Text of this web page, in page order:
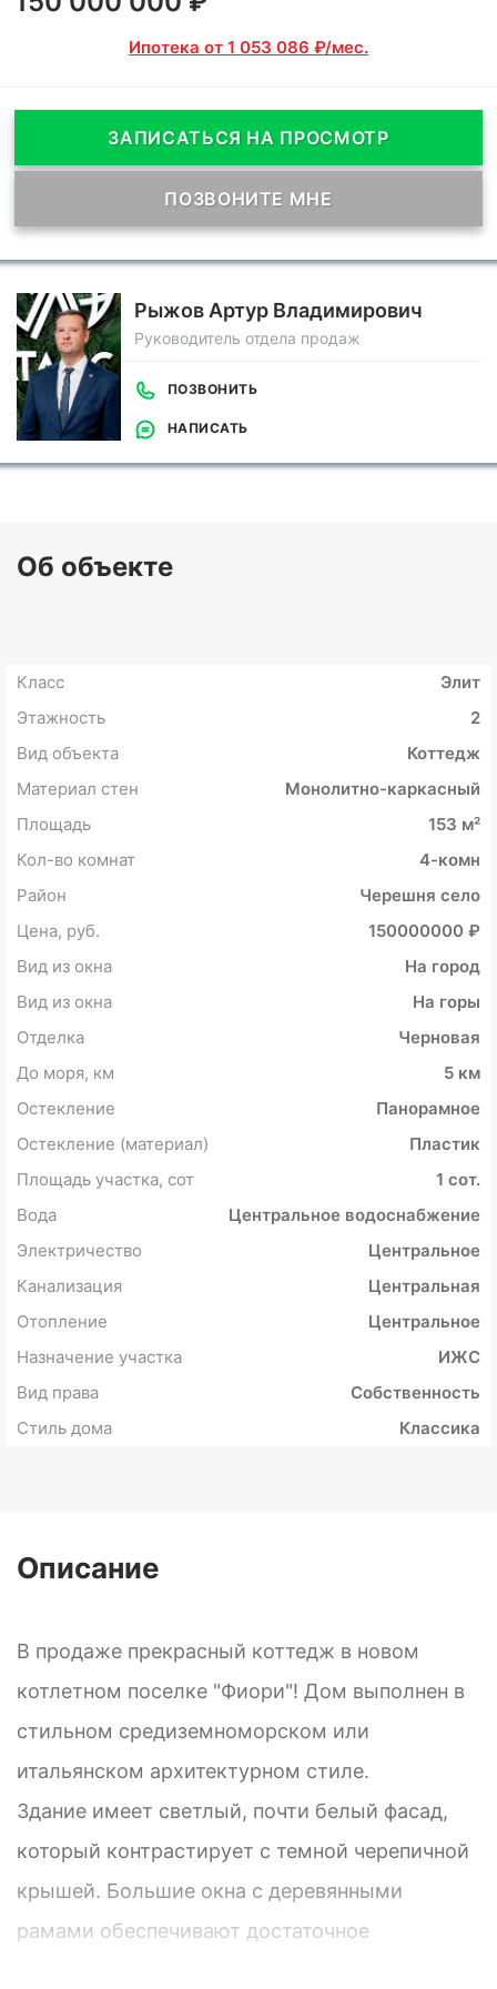
Ипотека от 1 053 086 ₽/мес.
ЗАПИСАТЬСЯ НА ПРОСМОТР
ПОЗВОНИТЕ МНЕ
Рыжов Артур Владимирович
Руководитель отдела продаж
ПОЗВОНИТЬ
НАПИСАТЬ
Об объекте
Класс
Элит
Этажность
2
Вид объекта
Коттедж
Материал стен
Монолитно-каркасный
Площадь
153 м²
Кол-во комнат
4-комн
Район
Черешня село
Цена, руб.
150000000 ₽
Вид из окна
На город
Вид из окна
На горы
Отделка
Черновая
До моря, км
5 км
Остекление
Панорамное
Остекление (материал)
Пластик
Площадь участка, сот
1 сот.
Вода
Центральное водоснабжение
Электричество
Центральное
Канализация
Центральная
Отопление
Центральное
Назначение участка
ИЖС
Вид права
Собственность
Стиль дома
Классика
Описание
В продаже прекрасный коттедж в новом
котлетном поселке "Фиори"! Дом выполнен в
стильном средиземноморском или
итальянском архитектурном стиле.
Здание имеет светлый, почти белый фасад,
который контрастирует с темной черепичной
крышей. Большие окна с деревянными
рамами обеспечивают достаточное